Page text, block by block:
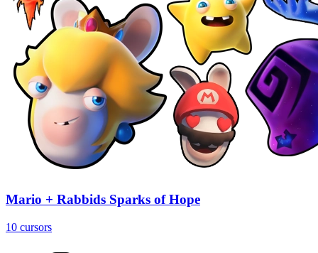
Mario + Rabbids Sparks of Hope
10 cursors